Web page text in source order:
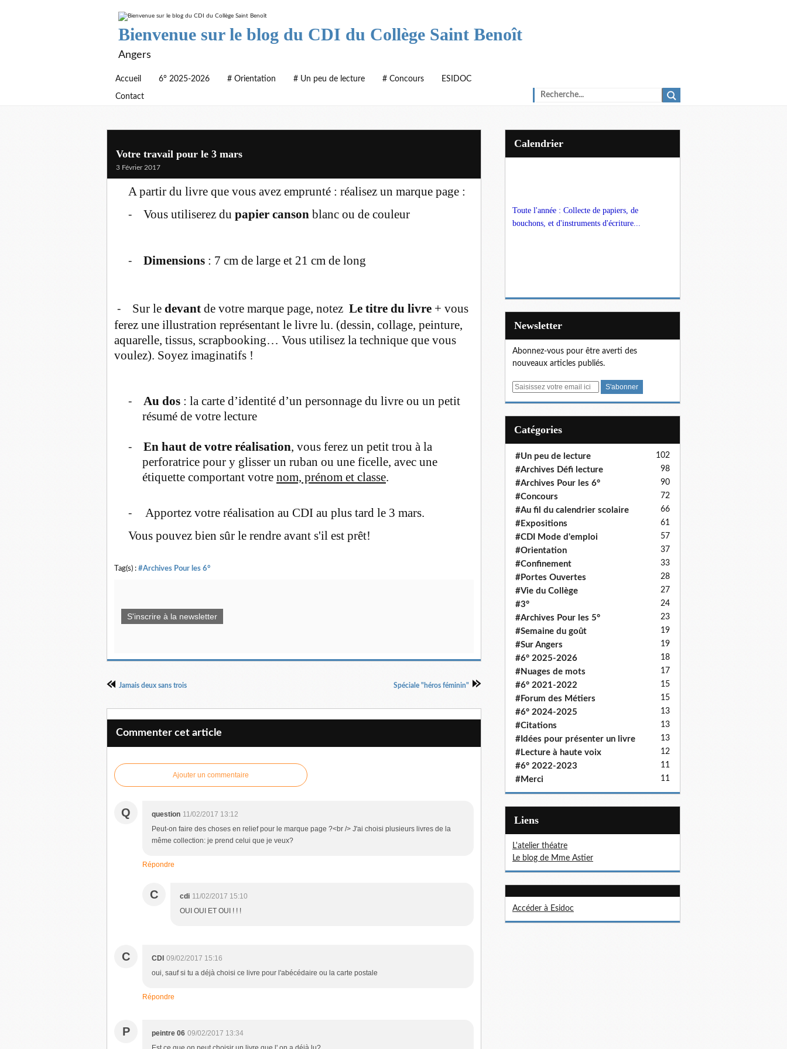
Bienvenue sur le blog du CDI du Collège Saint Benoît
Angers
Accueil 6° 2025-2026 # Orientation # Un peu de lecture # Concours ESIDOC
Contact
Votre travail pour le 3 mars
3 Février 2017
A partir du livre que vous avez emprunté : réalisez un marque page :
- Vous utiliserez du papier canson blanc ou de couleur
- Dimensions : 7 cm de large et 21 cm de long
- Sur le devant de votre marque page, notez Le titre du livre + vous
ferez une illustration représentant le livre lu. (dessin, collage, peinture,
aquarelle, tissus, scrapbooking… Vous utilisez la technique que vous
voulez). Soyez imaginatifs !
- Au dos : la carte d’identité d’un personnage du livre ou un petit
résumé de votre lecture
- En haut de votre réalisation, vous ferez un petit trou à la
perforatrice pour y glisser un ruban ou une ficelle, avec une
étiquette comportant votre nom, prénom et classe.
-
Apportez votre réalisation au CDI au plus tard le 3 mars.
Vous pouvez bien sûr le rendre avant s'il est prêt!
Tag(s) : #Archives Pour les 6°
S'inscrire à la newsletter
Jamais deux sans trois Spéciale "héros féminin"
Commenter cet article
Ajouter un commentaire
Q question 11/02/2017 13:12
Peut-on faire des choses en relief pour le marque page ?<br /> J'ai choisi plusieurs livres de la
même collection: je prend celui que je veux?
Répondre
C cdi 11/02/2017 15:10
OUI OUI ET OUI ! ! !
C CDI 09/02/2017 15:16
oui, sauf si tu a déjà choisi ce livre pour l'abécédaire ou la carte postale
Répondre
P peintre 06 09/02/2017 13:34
Calendrier
Toute l'année : Collecte de papiers, de
bouchons, et d'instruments d'écriture...
Newsletter
Abonnez-vous pour être averti des
nouveaux articles publiés.
E
Catégories
#Un peu de lecture 102
#Archives Défi lecture 98
#Archives Pour les 6° 90
#Concours 72
#Au fil du calendrier scolaire 66
#Expositions 61
#CDI Mode d'emploi 57
#Orientation 37
#Confinement 33
#Portes Ouvertes 28
#Vie du Collège 27
#3° 24
#Archives Pour les 5° 23
#Semaine du goût 19
#Sur Angers 19
#6° 2025-2026 18
#Nuages de mots 17
#6° 2021-2022 15
#Forum des Métiers 15
#6° 2024-2025 13
#Citations 13
#Idées pour présenter un livre 13
#Lecture à haute voix 12
#6° 2022-2023 11
#Merci 11
Liens
L'atelier théatre
Le blog de Mme Astier
Accéder à Esidoc